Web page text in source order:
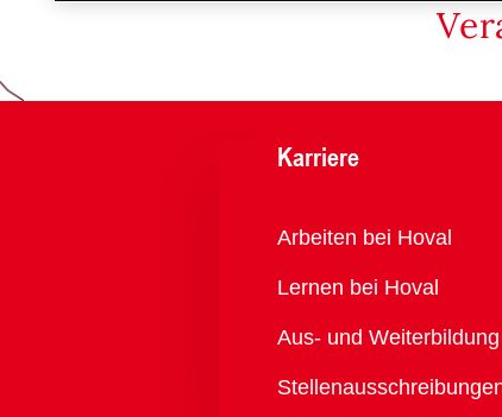
Karriere
Übersicht
Arbeiten bei Hoval
Lernen bei Hoval
Aus- und Weiterbildung